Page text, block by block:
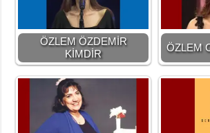
ÖZLEM ÖZDEMİR
KİMDİR
ÖZLEM